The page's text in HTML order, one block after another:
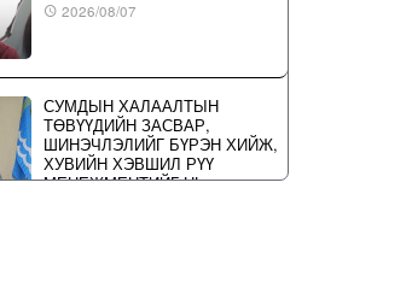
2026/08/07
СУМДЫН ХАЛААЛТЫН
ТӨВҮҮДИЙН ЗАСВАР,
ШИНЭЧЛЭЛИЙГ БҮРЭН ХИЙЖ,
ХУВИЙН ХЭВШИЛ РҮҮ
МЕНЕЖМЕНТИЙГ НЬ